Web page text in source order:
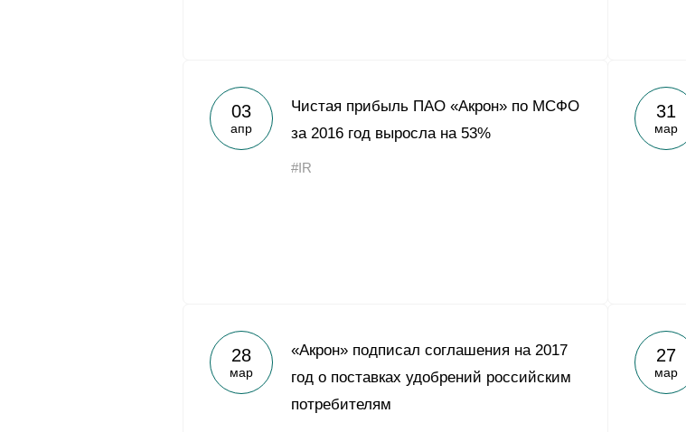
03
апр
Чистая прибыль ПАО «Акрон» по МСФО
за 2016 год выросла на 53%
#IR
31
мар
28
мар
«Акрон» подписал соглашения на 2017
год о поставках удобрений российским
потребителям
27
мар